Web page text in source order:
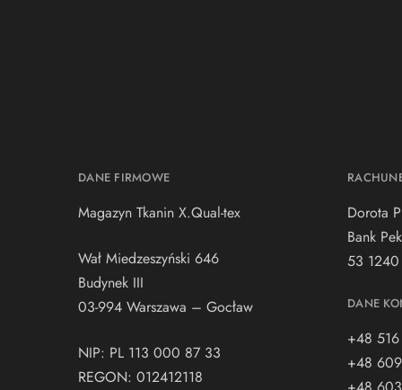
DANE FIRMOWE
Magazyn Tkanin X.Qual-tex
Wał Miedzeszyński 646
Budynek III
03-994 Warszawa – Gocław
NIP: PL 113 000 87 33
REGON: 012412118
Dorota
Bank
53
DANE
+48
+48